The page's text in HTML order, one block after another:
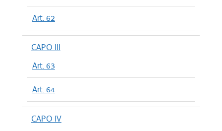
Art. 62
CAPO III
Art. 63
Art. 64
CAPO IV